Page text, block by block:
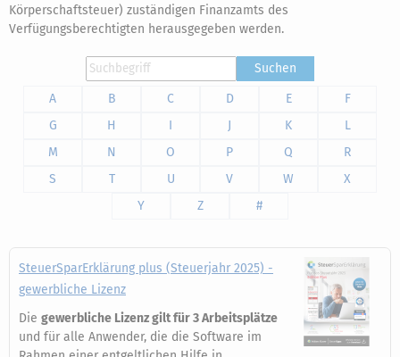
Körperschaftsteuer) zuständigen Finanzamts des
Verfügungsberechtigten herausgegeben werden.
Suchen
A
B C D E
F
G
H I J K
L
M
N O P Q
R
S
T U V W
X
Y
Z #
SteuerSparErklärung plus (Steuerjahr 2025) -
gewerbliche Lizenz
Die gewerbliche Lizenz gilt für 3 Arbeitsplätze
und für alle Anwender, die die Software im